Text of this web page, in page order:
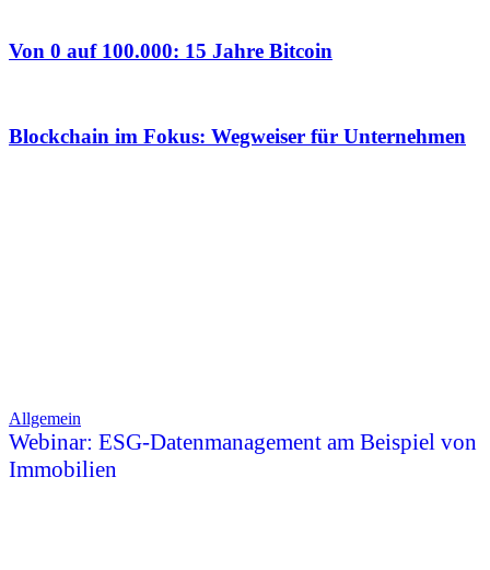
Von 0 auf 100.000: 15 Jahre Bitcoin
Blockchain im Fokus: Wegweiser für Unternehmen
Allgemein
Webinar: ESG-Datenmanagement am Beispiel von
Immobilien